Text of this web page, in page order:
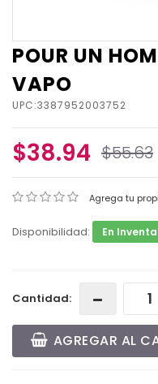
POUR UN
VAPO
UPC:3387952003752
$38.94 $55.63
Agrega tu
Disponibilidad: En
Cantidad:
AGREGAR AL